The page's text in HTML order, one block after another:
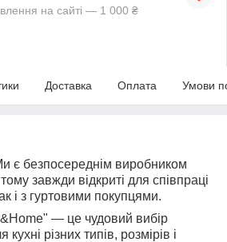
на сайті — 1 000 ₴
Доставка Оплата Умови
є безпосереднім виробником
завжди відкриті для співпраці
і з гуртовими покупцями.
— це чудовий вибір
кухні різних типів, розмірів і